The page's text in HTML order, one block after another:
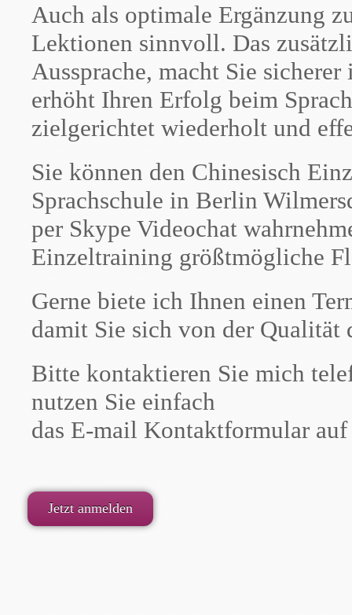
Auch als optimale Ergänzung
Lektionen sinnvoll. Das
Aussprache, macht Sie
erhöht Ihren Erfolg beim
zielgerichtet wiederholt und
Sie können den Chinesisch
Sprachschule in Berlin
per Skype Videochat
Einzeltraining größtmögliche
Gerne biete ich Ihnen einen
damit Sie sich von der Qualität
Bitte kontaktieren Sie mich
nutzen Sie einfach
das E-mail Kontaktformular auf
Jetzt anmelden